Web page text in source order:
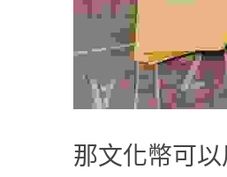
那文化幣可